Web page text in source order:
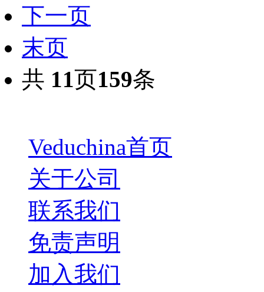
下一页
末页
共 11页159条
Veduchina首页
关于公司
联系我们
免责声明
加入我们